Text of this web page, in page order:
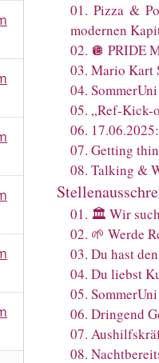
01. Pizza &
modernen
02. 🪩 PRIDE
03. Mario Kart
04.
05. „Ref-Kick-
06.
07. Getting
08. Talking &
01. 🏛️ Wir
02. 🌱 Werde
03. Du hast
04. Du liebst
05.
06. Dringend
07.
08.